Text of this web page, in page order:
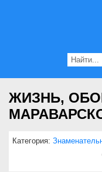
ЖИЗНЬ,
Категория: